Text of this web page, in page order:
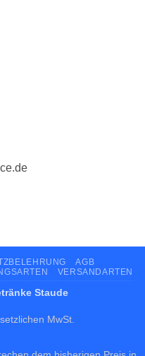
AGB
VERSANDARTEN
Staude
MwSt.